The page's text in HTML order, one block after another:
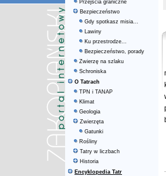
Przejścia graniczne
Bezpieczeństwo
Gdy spotkasz misia...
Lawiny
Ku przestrodze...
Bezpieczeństwo, porady
Zwierzę na szlaku
Schroniska
O Tatrach
TPN i TANAP
Klimat
Geologia
Zwierzęta
Gatunki
Rośliny
Tatry w liczbach
Historia
Encyklopedia Tatr